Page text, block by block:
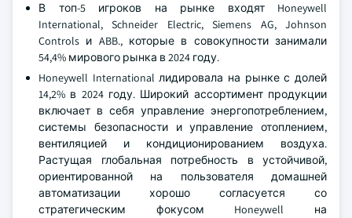
В топ-5 игроков на рынке входят Honeywell
International, Schneider Electric, Siemens AG, Johnson
Controls и ABB., которые в совокупности занимали
54,4% мирового рынка в 2024 году.
Honeywell International лидировала на рынке с долей
14,2% в 2024 году. Широкий ассортимент продукции
включает в себя управление энергопотреблением,
системы безопасности и управление отоплением,
вентиляцией и кондиционированием воздуха.
Растущая глобальная потребность в устойчивой,
ориентированной на пользователя домашней
автоматизации хорошо согласуется со
стратегическим фокусом Honeywell на